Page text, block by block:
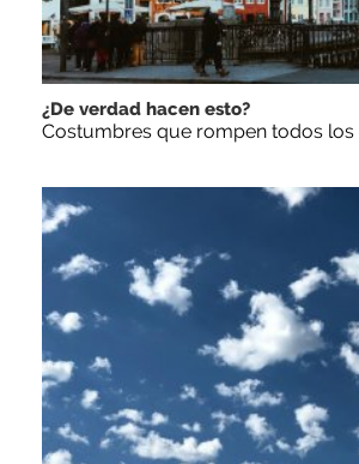
¿De verdad hacen esto?
Costumbres que rompen todos los